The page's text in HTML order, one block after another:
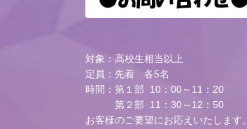
対象：高校生相当以上
定員：先着 各5名
時間：第１部 10：00～11：20
第２部 11：30～12：50
お客様のご要望にお応えいたします。